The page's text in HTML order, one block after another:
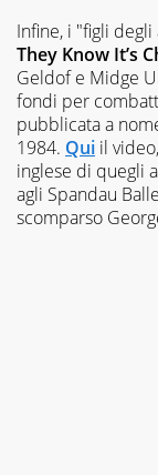
lezione
è
pensata
e
realizzata
da
docenti
esperti
della
propria
Infine, i "figli
They Know It’s
Geldof e Midge
fondi per
pubblicata a
1984. Qui il
inglese di quegli
agli Spandau
scomparso